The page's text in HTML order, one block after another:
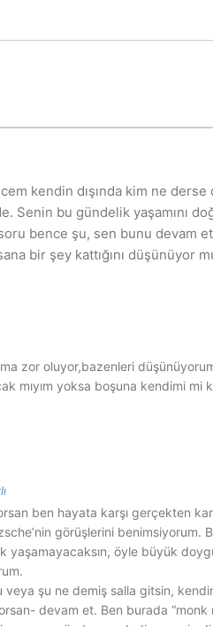
kendin dışında kim ne
Senin bu gündelik yaşamını
bence şu, sen bunu devam
bir şey kattığını düşünüyor
zor oluyor,bazenleri
mıyım yoksa boşuna kendimi mi
ben hayata karşı gerçekten
görüşlerini benimsiyorum.
yaşamayacaksın, öyle büyük
veya şu ne demiş salla gitsin,
devam et. Ben burada